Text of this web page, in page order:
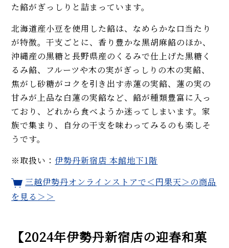
た餡がぎっしりと詰まっています。
北海道産小豆を使用した餡は、なめらかな口当たり
が特徴。干支ごとに、香り豊かな黒胡麻餡のほか、
沖縄産の黒糖と長野県産のくるみで仕上げた黒糖く
るみ餡、フルーツや木の実がぎっしりの木の実餡、
焦がし砂糖がコクを引き出す赤蓮の実餡、蓮の実の
甘みが上品な白蓮の実餡など、餡が種類豊富に入っ
ており、どれから食べようか迷ってしまいます。家
族で集まり、自分の干支を味わってみるのも楽しそ
うです。
※取扱い： 伊勢丹新宿店 本館地下1階
三越伊勢丹オンラインストアで＜円果天＞の商品
を見る＞＞
【2024年伊勢丹新宿店の迎春和菓